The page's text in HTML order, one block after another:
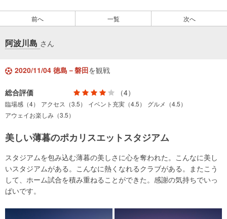
前へ 一覧 次へ
阿波川島 さん
2020/11/04 徳島－磐田を観戦
総合評価 （4）
臨場感（4） アクセス（3.5） イベント充実（4.5）
グルメ（4.5）
アウェイお楽しみ（3.5）
美しい薄暮のポカリスエットスタジアム
スタジアムを包み込む薄暮の美しさに心を奪われた。こんなに美し
いスタジアムがある。こんなに熱くなれるクラブがある。またこう
して、ホーム試合を積み重ねることができた。感謝の気持ちでいっ
ぱいです。